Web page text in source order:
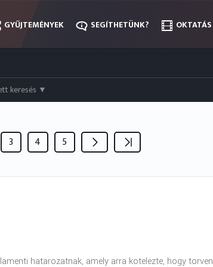
GYŰJTEMÉNYEK SEGÍTHETÜNK? OKTATÁS
GYŰJTEMÉNYEK SEGÍTHETÜNK? OKTATÁS
keresés ▼
3 4 5
hatarozatnak, amely arra kotelezte, hogy